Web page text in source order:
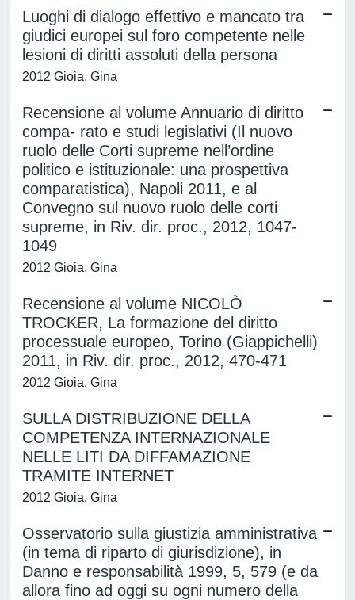
Luoghi di dialogo effettivo e mancato tra
giudici europei sul foro competente nelle
lesioni di diritti assoluti della persona
2012 Gioia, Gina
Recensione al volume Annuario di diritto
compa- rato e studi legislativi (Il nuovo
ruolo delle Corti supreme nell’ordine
politico e istituzionale: una prospettiva
comparatistica), Napoli 2011, e al
Convegno sul nuovo ruolo delle corti
supreme, in Riv. dir. proc., 2012, 1047-
1049
2012 Gioia, Gina
Recensione al volume NICOLÒ
TROCKER, La formazione del diritto
processuale europeo, Torino (Giappichelli)
2011, in Riv. dir. proc., 2012, 470-471
2012 Gioia, Gina
SULLA DISTRIBUZIONE DELLA
COMPETENZA INTERNAZIONALE
NELLE LITI DA DIFFAMAZIONE
TRAMITE INTERNET
2012 Gioia, Gina
Osservatorio sulla giustizia amministrativa
(in tema di riparto di giurisdizione), in
Danno e responsabilità 1999, 5, 579 (e da
allora fino ad oggi su ogni numero della